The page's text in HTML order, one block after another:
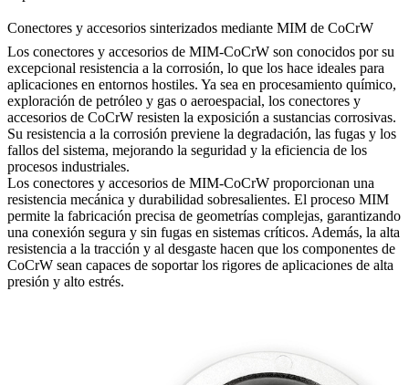
Conectores y accesorios sinterizados mediante MIM de CoCrW
Los conectores y accesorios de MIM-CoCrW son conocidos por su
excepcional resistencia a la corrosión, lo que los hace ideales para
aplicaciones en entornos hostiles. Ya sea en procesamiento químico,
exploración de petróleo y gas o aeroespacial, los conectores y
accesorios de CoCrW resisten la exposición a sustancias corrosivas.
Su resistencia a la corrosión previene la degradación, las fugas y los
fallos del sistema, mejorando la seguridad y la eficiencia de los
procesos industriales.
Los conectores y accesorios de MIM-CoCrW proporcionan una
resistencia mecánica y durabilidad sobresalientes. El proceso MIM
permite la fabricación precisa de geometrías complejas, garantizando
una conexión segura y sin fugas en sistemas críticos. Además, la alta
resistencia a la tracción y al desgaste hacen que los componentes de
CoCrW sean capaces de soportar los rigores de aplicaciones de alta
presión y alto estrés.